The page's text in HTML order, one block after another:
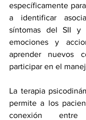
específicamente
a identificar
síntomas del SII y
emociones y
aprender nuevos
participar en el
La terapia
permite a los
conexión